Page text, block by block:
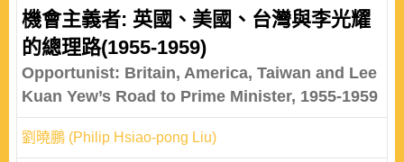
機會主義者: 英國、美國、台灣與李光耀
的總理路(1955-1959)
Opportunist: Britain, America, Taiwan and Lee
Kuan Yew’s Road to Prime Minister, 1955-1959
劉曉鵬 (Philip Hsiao-pong Liu)